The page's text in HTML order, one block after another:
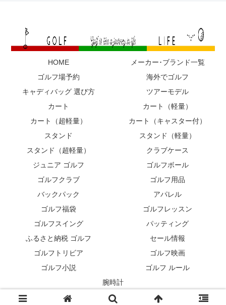
HOME
メーカー･ブランド一覧
ゴルフ場予約
海外でゴルフ
キャディバッグ 選び方
ツアーモデル
カート
カート（軽量）
カート（超軽量）
カート（キャスター付）
スタンド
スタンド（軽量）
スタンド（超軽量）
クラブケース
ジュニア ゴルフ
ゴルフボール
ゴルフクラブ
ゴルフ用品
バックパック
アパレル
ゴルフ福袋
ゴルフレッスン
ゴルフスイング
パッティング
ふるさと納税 ゴルフ
セール情報
ゴルフトリビア
ゴルフ映画
ゴルフ小説
ゴルフ ルール
腕時計
© 2007 キャディバッグ⛳最新モデル紹介.